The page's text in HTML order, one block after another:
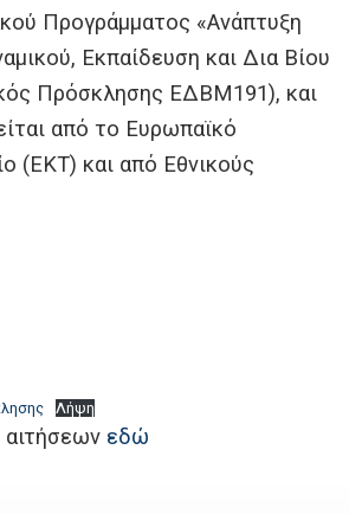
Προγράμματος «Ανάπτυξη
Εκπαίδευση και Δια Βίου
Πρόσκλησης ΕΔΒΜ191), και
από το Ευρωπαϊκό
(ΕΚΤ) και από Εθνικούς
Λήψη
αιτήσεων εδώ